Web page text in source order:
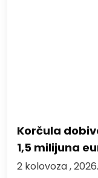
Korčula
1,5 milijuna
2 kolovoza , 2026.